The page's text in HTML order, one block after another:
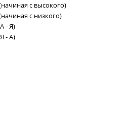
с высокого)
с низкого)
- Я)
- А)